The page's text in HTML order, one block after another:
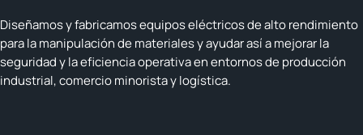
Diseñamos y fabricamos equipos eléctricos de alto rendimiento
para la manipulación de materiales y ayudar así a mejorar la
seguridad y la eficiencia operativa en entornos de producción
industrial, comercio minorista y logística.